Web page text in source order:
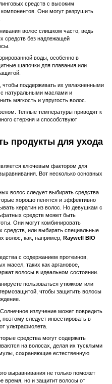
средств с высоким
Они могут разрушить
волос слишком часто, ведь
средств без надлежащей
воды, особенно в
шапочки для плавания или
чтобы поддерживать их увлажненными
натуральными маслами и
мягкость и упругость волос.
Теплые температуры приводят к
стержня и способствуют
продукты для ухода
ключевым фактором для
Вот несколько основных
волос следует выбирать средства
хорошо пенятся и эффективно
кератин из волос. Но девушкам с
средств может быть
Они могут комбинировать
средств, или выбирать специальные
волос, как, например, Raywell BIO
с содержанием протеинов,
масел, таких как аргановое,
волосы в идеальном состоянии.
пользоваться утюжком или
чтобы защитить волосы
излучение может повредить
следует инвестировать в
ультрафиолета.
средства могут содержать
на волосах, делая их тусклыми
сохраняющие естественную
выравнивания не только поможет
время, но и защитит волосы от